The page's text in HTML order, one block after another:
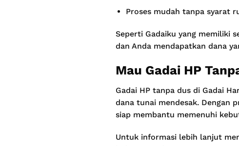
Proses mudah tanpa syarat
Seperti Gadaiku yang memiliki
dan Anda mendapatkan dana
Mau Gadai HP
Gadai HP tanpa dus di Gadai
dana tunai mendesak. Dengan
siap membantu memenuhi
Untuk informasi lebih lanjut